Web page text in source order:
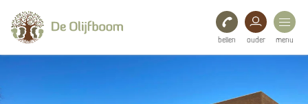
bellen ouder menu